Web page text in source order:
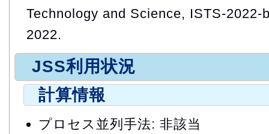
Technology and Science, ISTS-2022-
2022.
JSS利用状況
計算情報
プロセス並列手法: 非該当